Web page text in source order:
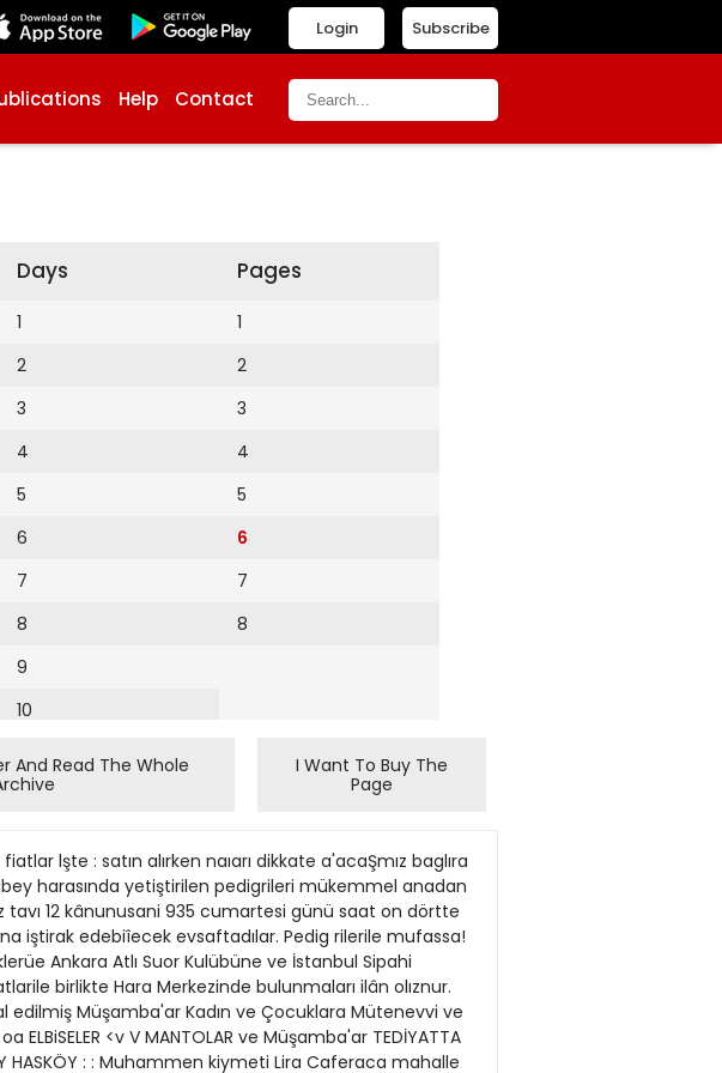
Subscribe
Login
Help Contact
Days
1
2
3
4
5
6
7
8
9
10
11
12
14
15
16
17
18
Pages
1
2
3
4
5
6
7
8
And Read The Whole
I Want To Buy The
Page
lşte : satın alırken naıarı dikkate a'acaŞmız baglıra
harasında yetiştirilen pedigrileri mükemmel anadan
12 kânunusani 935 cumartesi günü saat on dörtte
iştirak edebiîecek evsaftadılar. Pedig rilerile mufassa!
Ankara Atlı Suor Kulübüne ve İstanbul Sipahi
birlikte Hara Merkezinde bulunmaları ilân olıznur.
edilmiş Müşamba'ar Kadın ve Çocuklara Mütenevvi ve
<v V MANTOLAR ve Müşamba'ar TEDİYATTA
HASKÖY : : Muhammen kiymeti Lira Caferaca mahalle